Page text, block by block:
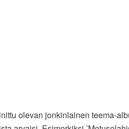
olevan jonkinlainen teema-